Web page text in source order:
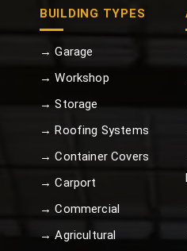
BUILDING TYPES
→ Garage
→ Workshop
→ Storage
→ Roofing Systems
→ Container Covers
→ Carport
→ Commercial
→ Agricultural